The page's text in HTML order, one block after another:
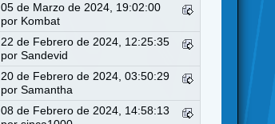
05 de Marzo de 2024, 19:02:00
por Kombat
22 de Febrero de 2024, 12:25:35
porSandevid
20 de Febrero de 2024, 03:50:29
porSamantha
08 de Febrero de 2024, 14:58:13